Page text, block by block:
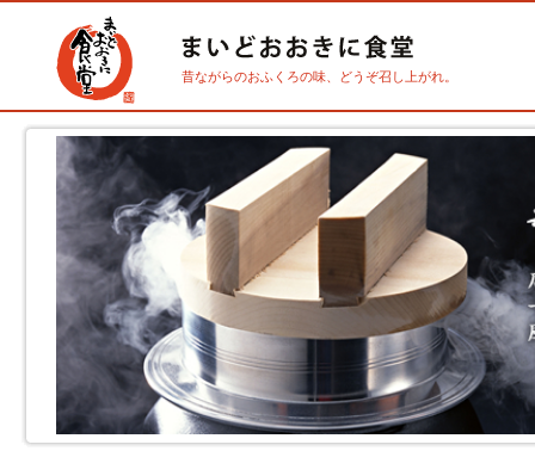
昔ながらのおふくろの味、どうぞ召し上がれ。